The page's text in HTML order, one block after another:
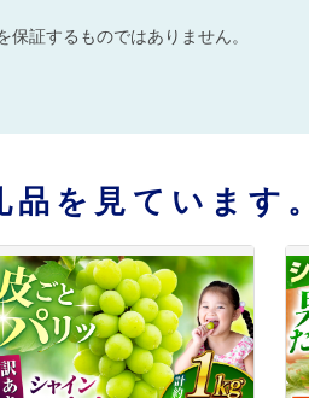
証するものではありません。
を見ています。